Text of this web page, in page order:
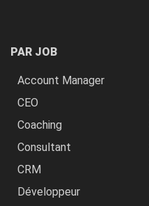
PAR JOB
Account Manager
CEO
Coaching
Consultant
CRM
Développeur